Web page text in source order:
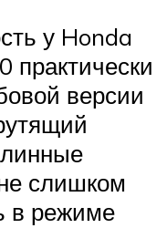
у Honda
практически
версии
слишком
в режиме